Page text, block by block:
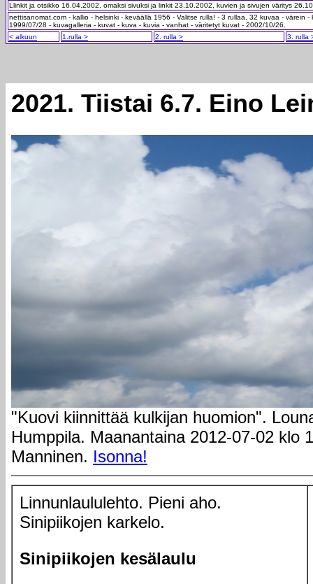
Llinkit ja otsikko 16.04.2002, omaksi sivuksi ja linkit 23.10.2002, kuvien ja sivujen väritys
nettisanomat.com - kallio - helsinki - keväällä 1956 - Valitse rulla! - 3 rullaa, 32 kuvaa - värein
1999/07/28 - kuvagalleria - kuvat - kuva - kuvia - vanhat - väritetyt kuvat - 2002/10/26.
< alkuun
1.rulla > 2. rulla > 3. rulla
2021. Tiistai 6.7. Eino
"Kuovi kiinnittää kulkijan huomion".
Humppila. Maanantaina 2012-07-02 klo
Manninen. Isonna!
Linnunlaululehto. Pieni aho.
Sinipiikojen karkelo.
Sinipiikojen kesälaulu